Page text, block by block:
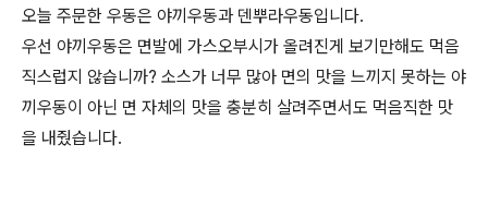
오늘 주문한 우동은 야끼우동과 덴뿌라우동입니다.
우선 야끼우동은 면발에 가스오부시가 올려진게 보기만해도 먹음
직스럽지 않습니까? 소스가 너무 많아 면의 맛을 느끼지 못하는 야
끼우동이 아닌 면 자체의 맛을 충분히 살려주면서도 먹음직한 맛
을 내줬습니다.